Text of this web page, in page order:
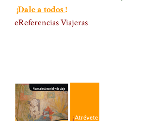
¡Dale a todos!
eReferencias Viajeras